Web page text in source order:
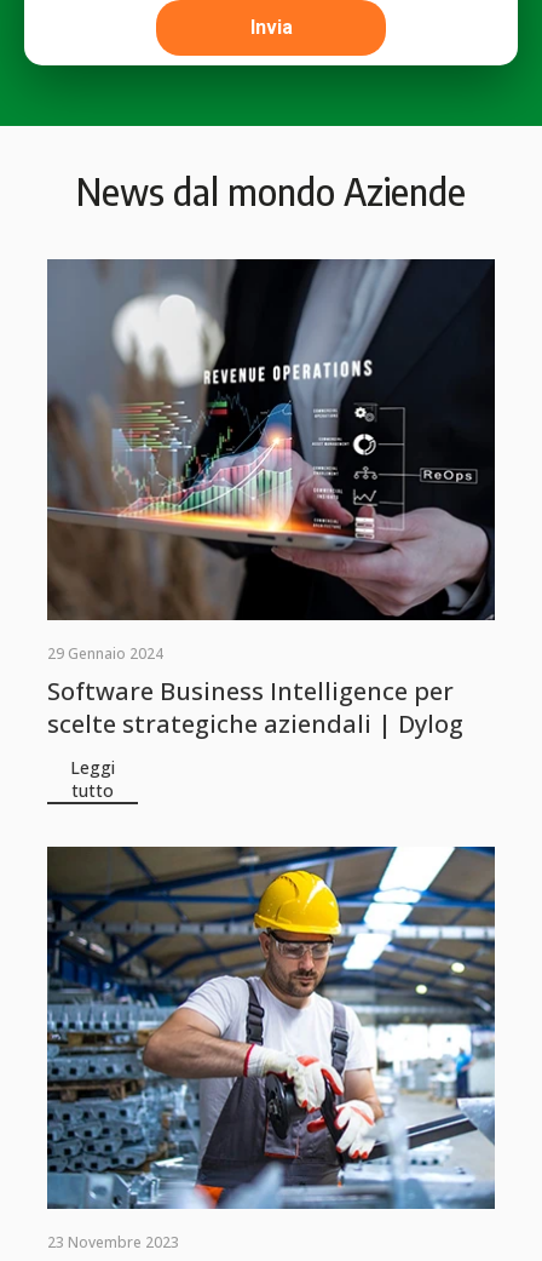
News dal mondo Aziende
29 Gennaio 2024
Software Business Intelligence per
scelte strategiche aziendali | Dylog
Leggi
tutto
23 Novembre 2023